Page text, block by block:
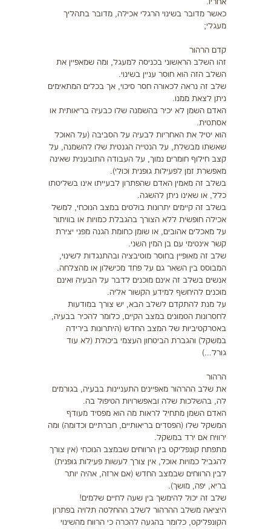
כאשר מדובר בשינוי הרגלי אכילה, מדובר בתהליך
מעגלי;
קדם הרהור
זהו השלב הראשוני בכניסה למעגל, ומה שמאפיין את
השלב הזה הוא חוסר עניין בשינוי.
שלב זה נראה לכאורה חסר סיכוי, אך בכלים המתאימים
ניתן לצאת ממנו.
האדם השמן לא יכיר בהשמנה שלו כבעיה בריאותית או
אסתטית.
הוא יטיל את האחריות לבעיה על הסביבה (על האוכל
שאשתו מבשלת, על הנטייה הגנטית שלו להשמנה, על
קצב חילוף חומרים נמוך, על העבודה התובענית שאינה
מאפשרת זמן לפעילות גופנית וכולי).
בשלב זה מאמין האדם שהפתרון לבעייתו אינו בשליטתו
כלל, או שאינו ניתן להשגה.
בשלב זה קיימים יתרונות בולטים במצב הנוכחי, למשל
אכילה חופשית ללא הצורך בהגבלת כמויות או בוויתור
על מאכלים אהובים, או שומן כחומת הגנה מפני יצירת
קשר אינטימי עם בן המין השני.
שלב זה מאופיין בחוסר מוטיבציה ובהתנגדות לשינוי,
המבוסס בין השאר גם על פחד מכישלון או מהצלחה.
אנשים בשלב זה אינם מוכנים לדבר על הבעיה ואינם
מוכנים להיחשף למידע הקשור אליה.
על מנת להתקדם לשלב הבא, יש צורך במודעות
לחסרונות הטמונים במצב הקיים, כלומר להכיר בבעיה,
באטרקטיביות של המצב החדש (היתרונות בירידה
במשקל) והגברת הביטחון העצמי ביכולת (לא עוד
גורל...)
הרהור
את שלב ההרהור מאפיינים התעניינות בבעיה, בגורמים
לה, בהשלכות שלה ובאפשרויות הטיפול בה.
האדם השמן מתחיל לראות מה הוא מפסיד מעודף
המשקל שלו (הפסדים בריאותיים, חברתיים וכדומה) ומה
ירוויח אם ירד במשקל.
מתפתח קונפליקט בין הרווחים שבמצב הנוכחי (אין צורך
להגביל כמויות אוכל, אין צורך לעשות פעילות גופנית)
לבין הרווחים שבמצב החדש (אם ארזה, אהיה יותר
בריא, יפה, מושך).
שלב זה יכול להימשך בין שעה לחיים שלמים!
היציאה משלב ההרהור לשלב ההחלטה תלויה בפתרון
הקונפליקט, כלומר בהגעה להכרה כי הרווח מהשינוי